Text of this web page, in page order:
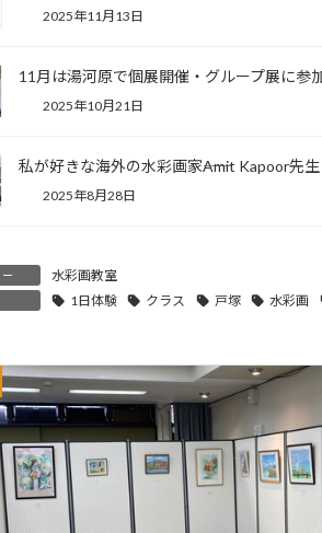
2025年11月13日
11月は湯河原で個展開催・グループ展に参
2025年10月21日
私が好きな海外の水彩画家――Amit Kapoor先生
2025年8月28日
水彩画教室
1日体験 クラス 戸塚 水彩画